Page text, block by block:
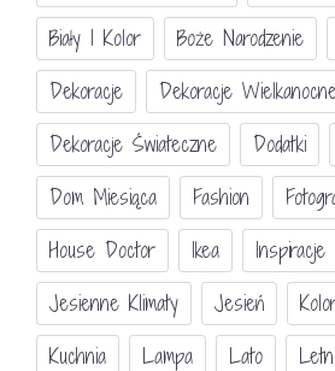
Biały I Kolor
Boże Narodzenie
Dekoracje
Dekoracje
Dekoracje Świateczne
Dodatki
Dom Miesiąca
Fashion
House Doctor
Ikea
Inspiracje
Jesienne Klimaty
Jesień
Kuchnia
Lampa Lato